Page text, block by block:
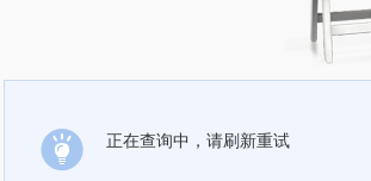
正在查询中，请刷新重试